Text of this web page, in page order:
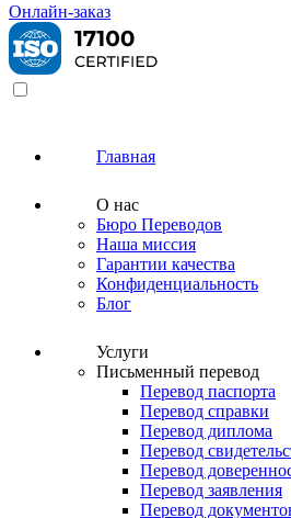
Онлайн-заказ
Главная
О нас
Бюро Переводов
Наша миссия
Гарантии качества
Конфиденциальность
Блог
Услуги
Письменный перевод
Перевод паспорта
Перевод справки
Перевод диплома
Перевод
Перевод
Перевод заявления
Перевод